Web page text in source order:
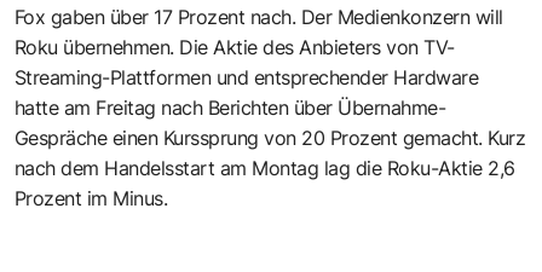
Fox gaben über 17 Prozent nach. Der Medienkonzern will
Roku übernehmen. Die Aktie des Anbieters von TV-
Streaming-Plattformen und entsprechender Hardware
hatte am Freitag nach Berichten über Übernahme-
Gespräche einen Kurssprung von 20 Prozent gemacht. Kurz
nach dem Handelsstart am Montag lag die Roku-Aktie 2,6
Prozent im Minus.